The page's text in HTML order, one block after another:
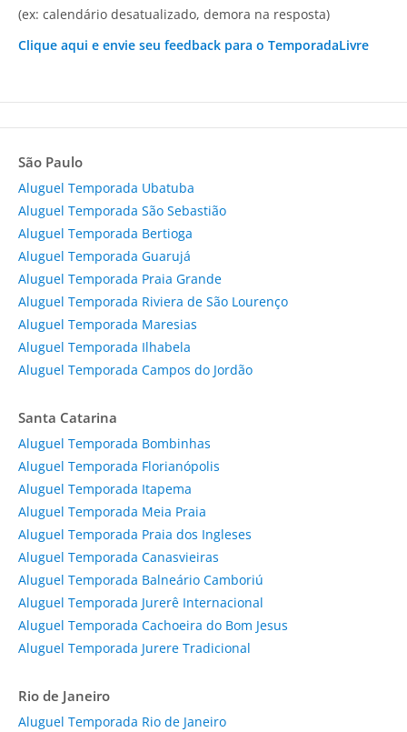
(ex: calendário desatualizado, demora na resposta)
Clique aqui e envie seu feedback para o TemporadaLivre
São Paulo
Aluguel Temporada Ubatuba
Aluguel Temporada São Sebastião
Aluguel Temporada Bertioga
Aluguel Temporada Guarujá
Aluguel Temporada Praia Grande
Aluguel Temporada Riviera de São Lourenço
Aluguel Temporada Maresias
Aluguel Temporada Ilhabela
Aluguel Temporada Campos do Jordão
Santa Catarina
Aluguel Temporada Bombinhas
Aluguel Temporada Florianópolis
Aluguel Temporada Itapema
Aluguel Temporada Meia Praia
Aluguel Temporada Praia dos Ingleses
Aluguel Temporada Canasvieiras
Aluguel Temporada Balneário Camboriú
Aluguel Temporada Jurerê Internacional
Aluguel Temporada Cachoeira do Bom Jesus
Aluguel Temporada Jurere Tradicional
Rio de Janeiro
Aluguel Temporada Rio de Janeiro